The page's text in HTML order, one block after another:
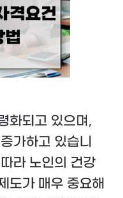
화되고 있으며,
가하고 있습니
라 노인의 건강
도가 매우 중요해